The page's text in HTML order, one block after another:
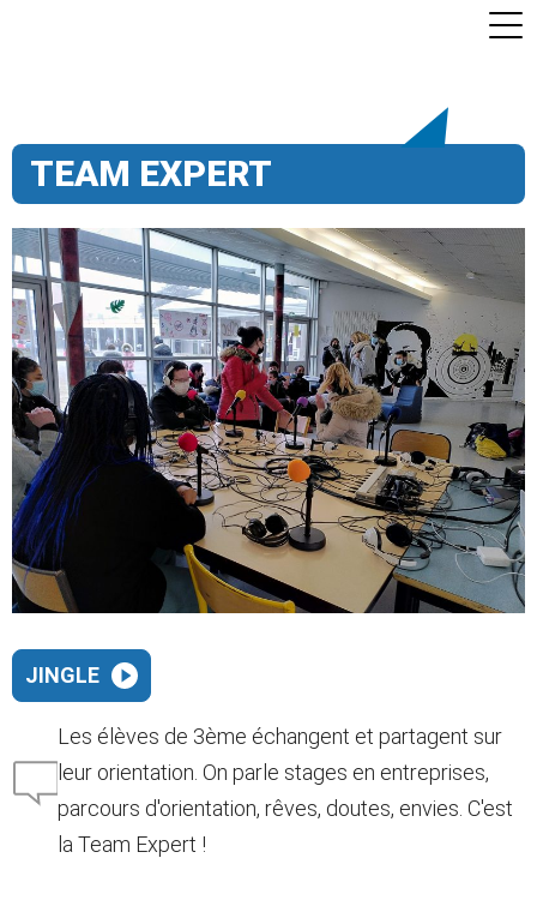
TEAM EXPERT
JINGLE
Les élèves de 3ème échangent et partagent sur
leur orientation. On parle stages en entreprises,
parcours d'orientation, rêves, doutes, envies. C'est
la Team Expert !